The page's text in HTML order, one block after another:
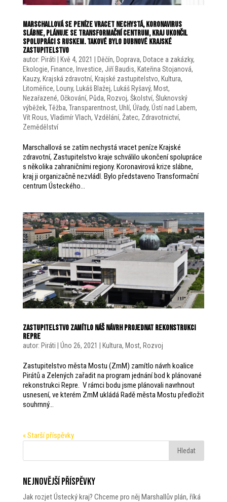
Marschallová se peníze vracet nechystá, koronavirus
slábne, plánuje se Transformační centrum, kraj ukončil
spolupráci s Ruskem. Takové bylo dubnové krajské
zastupitelstvo
autor: Piráti Kvě 4, 2021 Děčín, Doprava, Dotace a zakázky,
Ekologie, Finance, Investice, Jiří Baudis, Kateřina Stojanová,
Kauzy, Krajská zdravotní, Krajské zastupitelstvo, Kultura,
Litoměřice, Louny, Lukáš Blažej, Lukáš Ryšavý, Most,
Nezařazené, Očkování, Půda, Rozvoj, Školství, Šluknovský
výběžek, Těžba, Transparentnost, Uhlí, Úřady, Ústí nad Labem,
Vít Rous, Vladimír Vlach, Vzdělání, Žatec, Zdravotnictví,
Zemědělství
Marschallová se zatím nechystá vracet peníze Krajské
zdravotní, Zastupitelstvo kraje schválilo ukončení spolupráce
s několika zahraničními regiony. Koronavirová krize slábne,
kraj ji organizačně nezvládl. Bylo představeno Transformační
centrum Ústeckého...
ZASTUPITELSTVO ZAMÍTLO NÁŠ NÁVRH PROJEDNAT REKONSTRUKCI
REPRE
autor: Piráti Úno 26, 2021 Kultura, Most, Rozvoj
Zastupitelstvo města Mostu (ZmM) zamítlo návrh koalice
Pirátů a Zelených zařadit na program jednání bod k plánované
rekonstrukci Repre. V rámci bodu jsme plánovali navrhnout
usnesení, ve kterém ZmM ukládá Radě města Mostu předložit
souhrnný...
« Starší příspěvky
Nejnovější příspěvky
Jak rozjet Ústecký kraj? Chceme pro něj Marshallův plán, říká